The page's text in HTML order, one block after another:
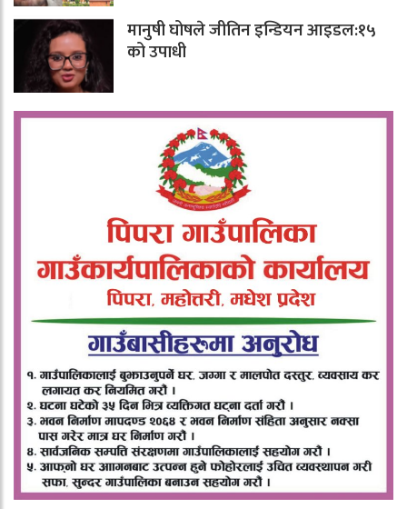
मानुषी घोषले जीतिन इन्डियन आइडल:१५
को उपाधी